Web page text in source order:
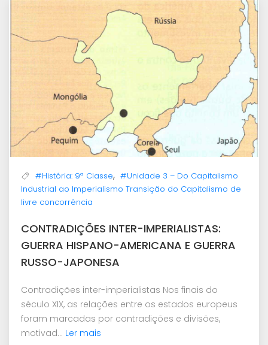
#História: 9ª Classe, #Unidade 3 – Do Capitalismo
Industrial ao Imperialismo Transição do Capitalismo de
livre concorrência
CONTRADIÇÕES INTER-IMPERIALISTAS:
GUERRA HISPANO-AMERICANA E GUERRA
RUSSO-JAPONESA
Contradições inter-imperialistas Nos finais do
século XIX, as relações entre os estados europeus
foram marcadas por contradições e divisões,
motivad... Ler mais